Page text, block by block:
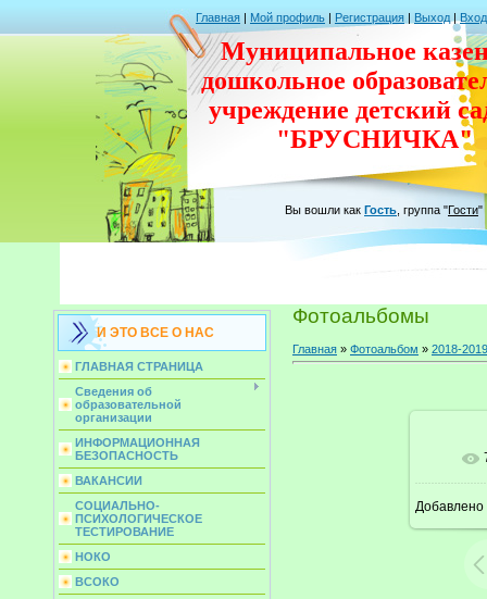
Главная | Мой профиль | Регистрация | Выход | Вход
Муниципальное
дошкольное
учреждение детский
"БРУСНИЧКА"
Вы вошли как Гость группа "Гости"
И ЭТО ВСЕ О НАС
ГЛАВНАЯ СТРАНИЦА
Сведения об
образовательной
организации
ИНФОРМАЦИОННАЯ
БЕЗОПАСНОСТЬ
ВАКАНСИИ
СОЦИАЛЬНО-
ПСИХОЛОГИЧЕСКОЕ
ТЕСТИРОВАНИЕ
НОКО
ВСОКО
Фотоальбомы
Главная » Фотоальбом » 2018-2019
Добавлено